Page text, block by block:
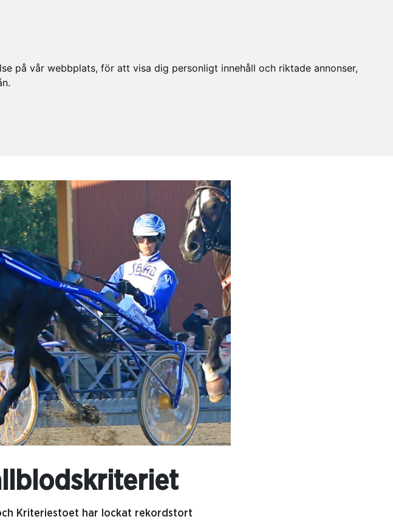
på vår webbplats, för att visa dig personligt innehåll och riktade annonser,
Kriteriestoet har lockat rekordstort